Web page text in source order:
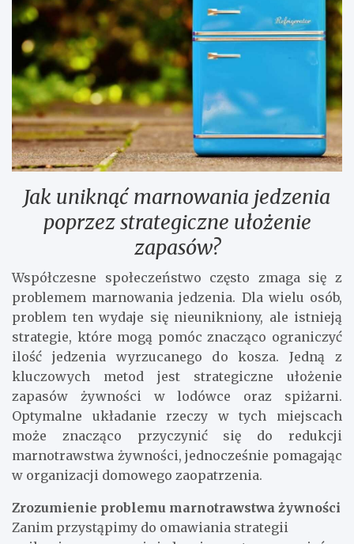
Jak uniknąć marnowania jedzenia
poprzez strategiczne ułożenie
zapasów?
Współczesne społeczeństwo często zmaga się z
problemem marnowania jedzenia. Dla wielu osób,
problem ten wydaje się nieunikniony, ale istnieją
strategie, które mogą pomóc znacząco ograniczyć
ilość jedzenia wyrzucanego do kosza. Jedną z
kluczowych metod jest strategiczne ułożenie
zapasów żywności w lodówce oraz spiżarni.
Optymalne układanie rzeczy w tych miejscach
może znacząco przyczynić się do redukcji
marnotrawstwa żywności, jednocześnie pomagając
w organizacji domowego zaopatrzenia.
Zrozumienie problemu marnotrawstwa żywności
Zanim przystąpimy do omawiania strategii